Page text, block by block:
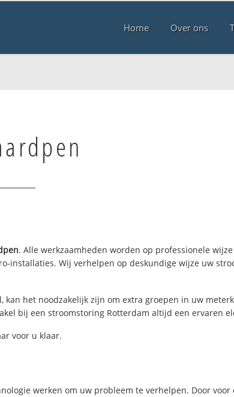
Home Over ons
. Alle werkzaamheden worden op professionele
installaties. Wij verhelpen op deskundige wijze uw
het noodzakelijk zijn om extra groepen in uw
bij een stroomstoring Rotterdam altijd een ervaren
voor u klaar.
werken om uw probleem te verhelpen. Door voor